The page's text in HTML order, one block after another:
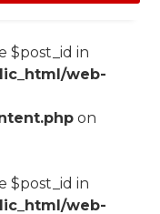
$post_id in
web-
on
$post_id in
web-